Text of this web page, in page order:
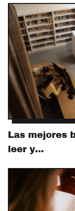
Las mejores
leer y…